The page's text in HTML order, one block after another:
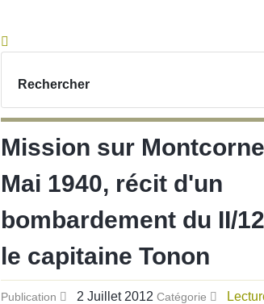
Rechercher
Mission sur
Mai 1940, récit d'un
bombardement du II/
le capitaine Tonon
Publication 2 Juillet 2012 Catégorie